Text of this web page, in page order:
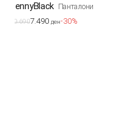
PennyBlack Панталони
10.6907.490 ден-30%